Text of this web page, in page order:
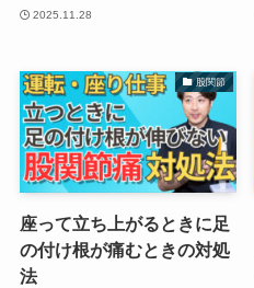
2025.11.28
股関節
座って立ち上がるときに足
の付け根が痛むときの対処
法